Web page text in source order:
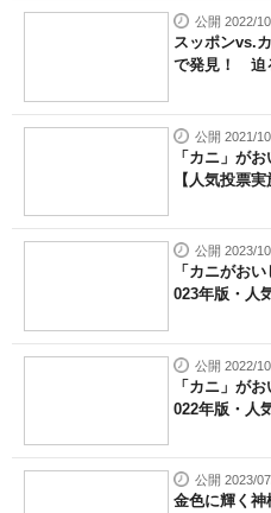
公開 2022/
スッポンvs.
で発見！ 迫
公開 2021/
「カニ」が
【人気投票実
公開 2023/
「カニがお
023年版・人
公開 2022/
「カニ」が
022年版・人
公開 2023/
金色に輝く神